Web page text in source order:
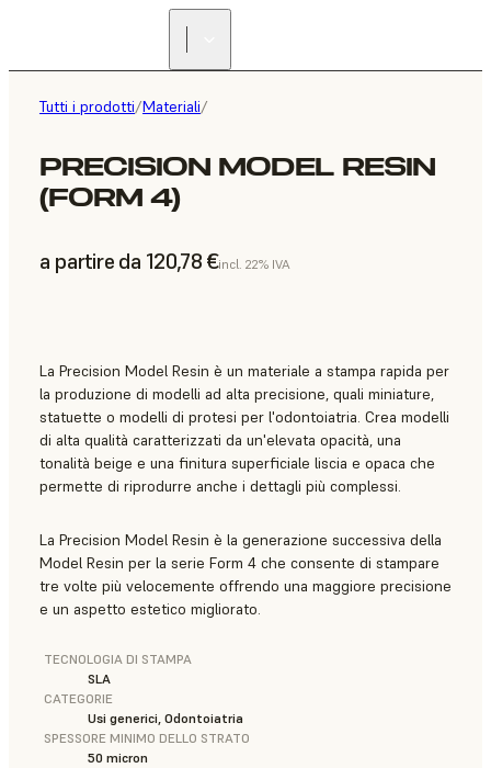
Tutti i prodotti/Materiali/
PRECISION MODEL RESIN
(FORM 4)
a partire da 120,78 €incl. 22% IVA
La Precision Model Resin è un materiale a stampa rapida per
la produzione di modelli ad alta precisione, quali miniature,
statuette o modelli di protesi per l'odontoiatria. Crea modelli
di alta qualità caratterizzati da un'elevata opacità, una
tonalità beige e una finitura superficiale liscia e opaca che
permette di riprodurre anche i dettagli più complessi.
La Precision Model Resin è la generazione successiva della
Model Resin per la serie Form 4 che consente di stampare
tre volte più velocemente offrendo una maggiore precisione
e un aspetto estetico migliorato.
TECNOLOGIA DI STAMPA
SLA
CATEGORIE
Usi generici, Odontoiatria
SPESSORE MINIMO DELLO STRATO
50 micron